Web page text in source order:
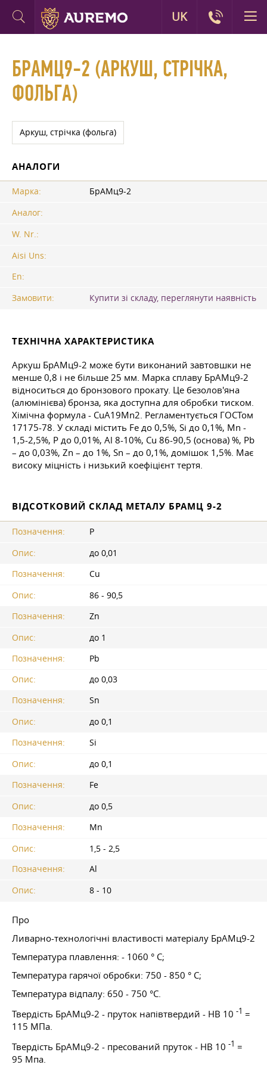
БРАМЦ9-2 (АРКУШ, СТРІЧКА,
ФОЛЬГА)
Аркуш, стрічка (фольга)
АНАЛОГИ
Марка:
БрАМц9-2
Аналог:
W. Nr.:
Aisi Uns:
En:
Замовити:
Купити зі складу, переглянути наявність
ТЕХНІЧНА ХАРАКТЕРИСТИКА
Аркуш БрАМц9-2 може бути виконаний завтовшки не
менше 0,8 і не більше 25 мм. Марка сплаву БрАМц9-2
відноситься до бронзового прокату. Це безолов'яна
(алюмінієва) бронза, яка доступна для обробки тиском.
Хімічна формула - CuA19Mn2. Регламентується ГОСТом
17175-78. У складі містить Fe до 0,5%, Si до 0,1%, Mn -
1,5-2,5%, P до 0,01%, Al 8-10%, Cu 86-90,5 (основа) %, Pb
– до 0,03%, Zn – до 1%, Sn – до 0,1%, домішок 1,5%. Має
високу міцність і низький коефіцієнт тертя.
ВІДСОТКОВИЙ СКЛАД МЕТАЛУ БРАМЦ 9-2
Позначення:
P
Опис:
до 0,01
Позначення:
Cu
Опис:
86 - 90,5
Позначення:
Zn
Опис:
до 1
Позначення:
Pb
Опис:
до 0,03
Позначення:
Sn
Опис:
до 0,1
Позначення:
Si
Опис:
до 0,1
Позначення:
Fe
Опис:
до 0,5
Позначення:
Mn
Опис:
1,5 - 2,5
Позначення:
Al
Опис:
8 - 10
Про
Ливарно-технологічні властивості матеріалу БрАМц9-2
Температура плавлення: - 1060 ° C;
Температура гарячої обробки: 750 - 850 ° C;
Температура відпалу: 650 - 750 °C.
Твердість БрАМц9-2 - пруток напівтвердий - HB 10 -1 =
115 МПа.
Твердість БрАМц9-2 - пресований пруток - HB 10 -1 =
95 Мпа.
UK